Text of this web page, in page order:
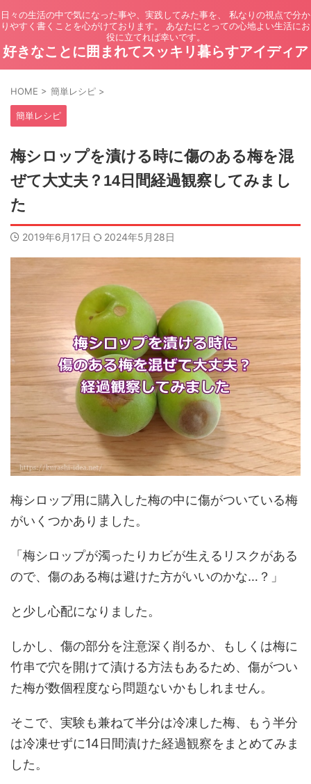
日々の生活の中で気になった事や、実践してみた事を、 私なりの視点で分か
りやすく書くことを心がけております。 あなたにとっての心地よい生活にお
役に立てれば幸いです。
好きなことに囲まれてスッキリ暮らすアイディア
HOME > 簡単レシピ >
簡単レシピ
梅シロップを漬ける時に傷のある梅を混
ぜて大丈夫？14日間経過観察してみまし
た
2019年6月17日 2024年5月28日
梅シロップ用に購入した梅の中に傷がついている梅
がいくつかありました。
「梅シロップが濁ったりカビが生えるリスクがある
ので、傷のある梅は避けた方がいいのかな…？」
と少し心配になりました。
しかし、傷の部分を注意深く削るか、もしくは梅に
竹串で穴を開けて漬ける方法もあるため、傷がつい
た梅が数個程度なら問題ないかもしれません。
そこで、実験も兼ねて半分は冷凍した梅、もう半分
は冷凍せずに14日間漬けた経過観察をまとめてみま
した。